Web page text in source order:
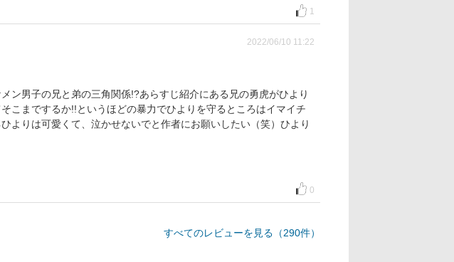
1
2022/06/10 11:22
ン男子の兄と弟の三角関係!?あらすじ紹介にある兄の勇虎がひより
こまでするか!!というほどの暴力でひよりを守るところはイマイチ
よりは可愛くて、泣かせないでと作者にお願いしたい（笑）ひより
0
すべてのレビューを見る（290件）